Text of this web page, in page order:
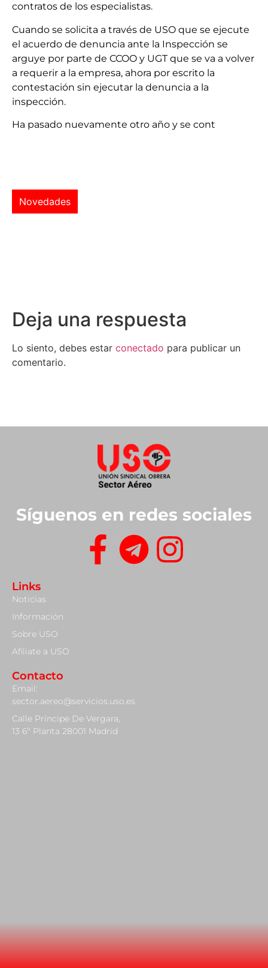
contratos de los especialistas.
Cuando se solicita a través de USO que se ejecute
el acuerdo de denuncia ante la Inspección se
arguye por parte de CCOO y UGT que se va a volver
a requerir a la empresa, ahora por escrito la
contestación sin ejecutar la denuncia a la
inspección.
Ha pasado nuevamente otro año y se cont
Novedades
Deja una respuesta
Lo siento, debes estar conectado para publicar un
comentario.
Síguenos en redes sociales
Links
Noticias
Información
Sobre USO
Afiliate a USO
Contacto
Email:
sector.aereo@servicios.uso.es
Calle Príncipe De Vergara,
13 6º Planta 28001 Madrid